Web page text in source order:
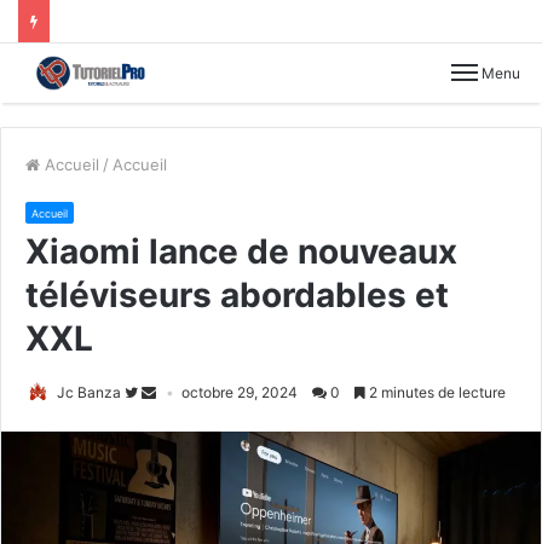
Menu
Accueil / Accueil
Accueil
Xiaomi lance de nouveaux
téléviseurs abordables et
XXL
Jc Banza octobre 29, 2024 0 2 minutes de lecture